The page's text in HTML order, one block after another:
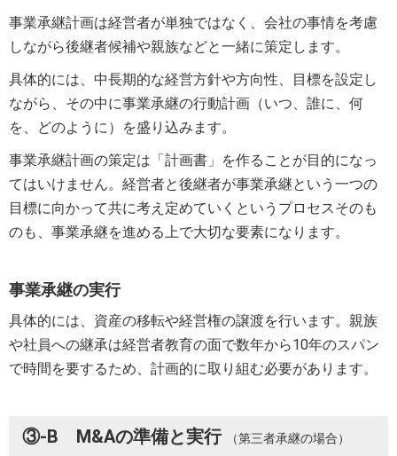
事業承継計画は経営者が単独ではなく、会社の事情を考慮
しながら後継者候補や親族などと一緒に策定します。
具体的には、中長期的な経営方針や方向性、目標を設定し
ながら、その中に事業承継の行動計画（いつ、誰に、何
を、どのように）を盛り込みます。
事業承継計画の策定は「計画書」を作ることが目的になっ
てはいけません。経営者と後継者が事業承継という一つの
目標に向かって共に考え定めていくというプロセスそのも
のも、事業承継を進める上で大切な要素になります。
事業承継の実行
具体的には、資産の移転や経営権の譲渡を行います。親族
や社員への継承は経営者教育の面で数年から10年のスパン
で時間を要するため、計画的に取り組む必要があります。
③-B M&Aの準備と実行 （第三者承継の場合）